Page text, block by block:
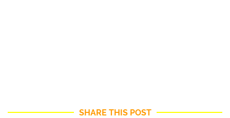
SHARE THIS POST